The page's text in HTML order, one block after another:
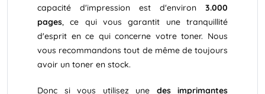
capacité d'impression est d'environ 3.000
pages, ce qui vous garantit une tranquillité
d'esprit en ce qui concerne votre toner. Nous
vous recommandons tout de même de toujours
avoir un toner en stock.
Donc si vous utilisez une des imprimantes